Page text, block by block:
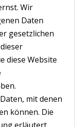
Wir
Daten
gesetzlichen
diese Website
mit denen
können. Die